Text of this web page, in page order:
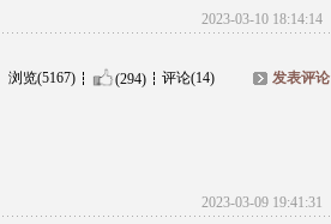
2023-03-10 18:14:14
浏览(5167) (294) 评论(14) 发表评论
2023-03-09 19:41:31